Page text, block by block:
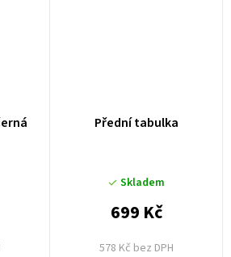
Přední tabulka
Skladem
578 Kč bez DPH
699 Kč